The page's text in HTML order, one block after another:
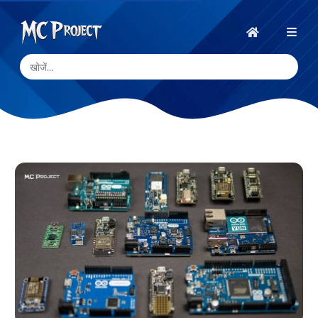
होम
Project
Official
Store
डिजिटल
स्टोर